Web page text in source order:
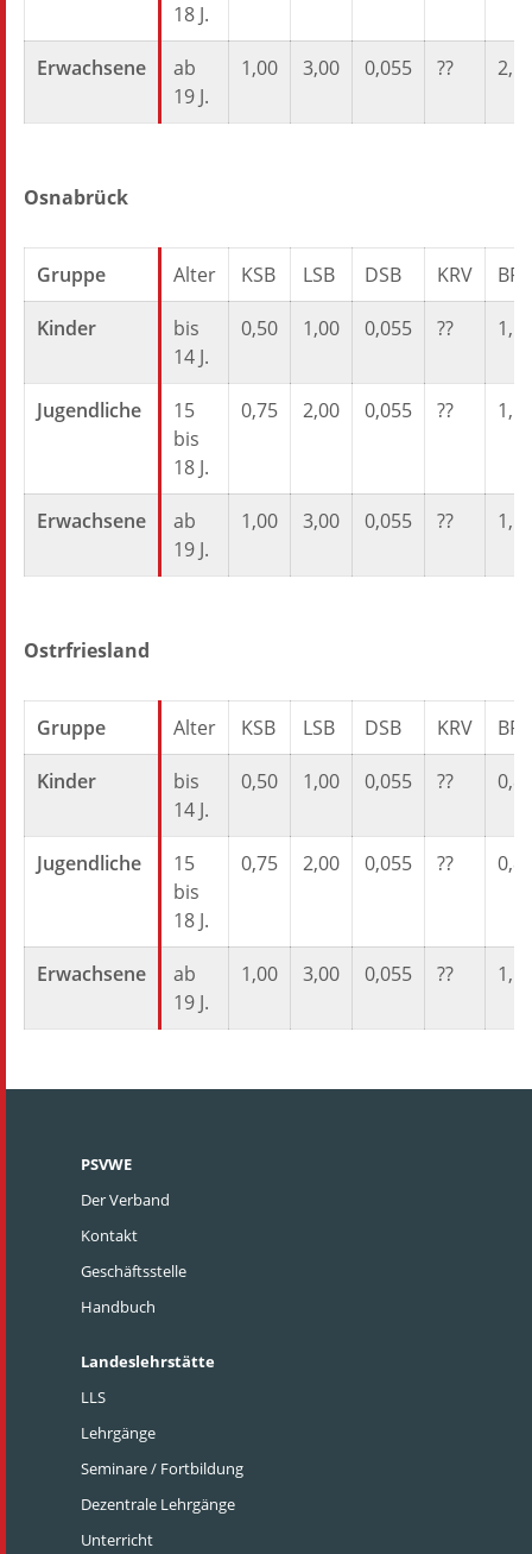
18 J.
Erwachsene
ab
19 J.
1,00 3,00 0,055 ??
Osnabrück
Gruppe Alter KSB LSB DSB KRV BRV
Kinder
bis
14 J.
0,50 1,00 0,055 ??
Jugendliche
15
bis
18 J.
0,75 2,00 0,055 ??
Erwachsene
ab
19 J.
1,00 3,00 0,055 ??
Ostrfriesland
Gruppe Alter KSB LSB DSB KRV BRV
Kinder
bis
14 J.
0,50 1,00 0,055 ??
Jugendliche
15
bis
18 J.
0,75 2,00 0,055 ??
Erwachsene
ab
19 J.
1,00 3,00 0,055 ??
PSVWE
Der Verband
Kontakt
Geschäftsstelle
Handbuch
Landeslehrstätte
LLS
Lehrgänge
Seminare / Fortbildung
Dezentrale Lehrgänge
Unterricht